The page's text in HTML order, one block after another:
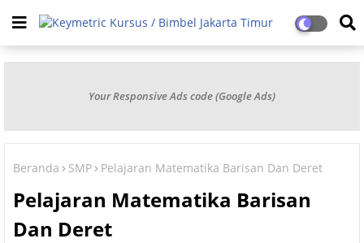
Your Responsive Ads code (Google Ads)
Beranda SMP Pelajaran Matematika Barisan Dan Deret
Pelajaran Matematika Barisan
Dan Deret